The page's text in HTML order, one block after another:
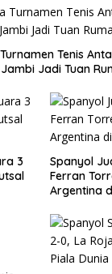
Tenis
Jadi Tuan
3
Spanyol
Ferran
Argentina